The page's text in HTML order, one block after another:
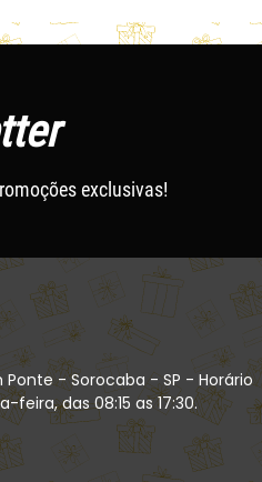
exclusivas!
Ponte - Sorocaba - SP - Horário
das 08:15 as 17:30.